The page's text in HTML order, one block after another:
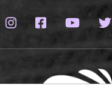
Instagram-sivu